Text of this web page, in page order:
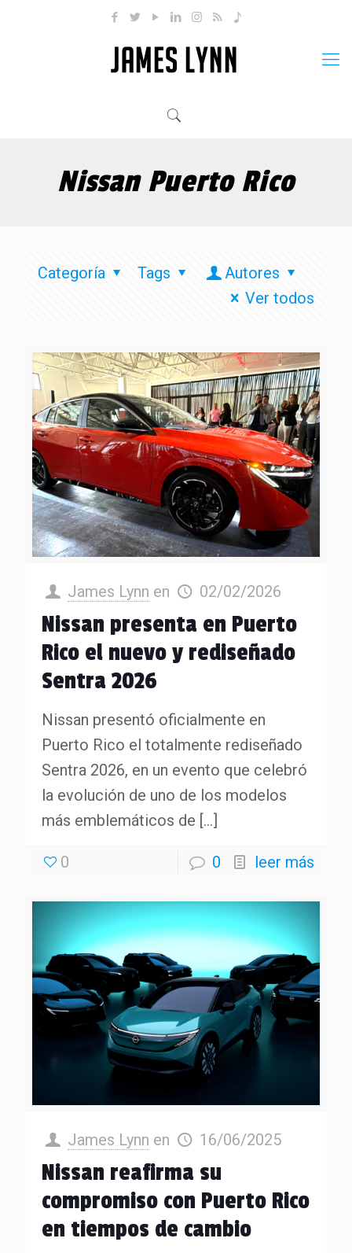
Nissan Puerto Rico
Categoría Tags
Autores
Ver todos
James Lynn en 02/02/2026
Nissan presenta en Puerto
Rico el nuevo y rediseñado
Sentra 2026
Nissan presentó oficialmente en
Puerto Rico el totalmente rediseñado
Sentra 2026, en un evento que celebró
la evolución de uno de los modelos
más emblemáticos de […]
0 0 leer más
James Lynn en 16/06/2025
Nissan reafirma su
compromiso con Puerto Rico
en tiempos de cambio